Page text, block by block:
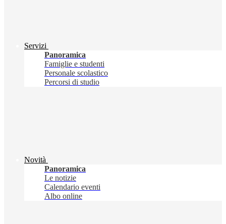
Servizi
Panoramica
Famiglie e studenti
Personale scolastico
Percorsi di studio
Novità
Panoramica
Le notizie
Calendario eventi
Albo online